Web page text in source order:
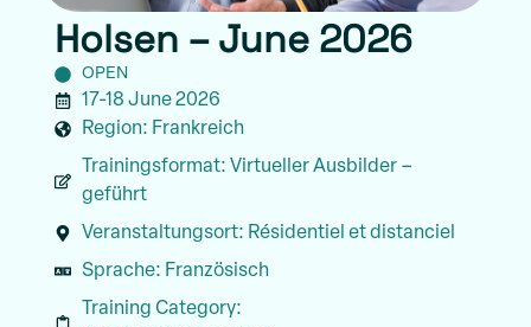
Holsen – June 2026
OPEN
17-18 June 2026
Region: Frankreich
Trainingsformat: Virtueller Ausbilder –
geführt
Veranstaltungsort: Résidentiel et distanciel
Sprache: Französisch
Training Category: